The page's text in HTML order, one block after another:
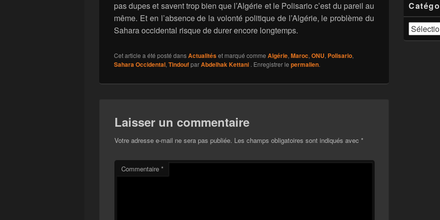
pas dupes et savent trop bien que l’Algérie et le Polisario c’est du pareil au
même. Et en l’absence de la volonté politique de l’Algérie, le problème du
Sahara occidental risque de durer encore longtemps.
Cet article a été posté dansActualitéset marqué comme Algérie, Maroc, ONU, Polisario,
Sahara Occidental, TindoufparAbdelhak Kettani . Enregistrer le permalien.
Laisser un commentaire
Votre adresse e-mail ne sera pas publiée. Les champs obligatoires sont indiqués avec *
Commentaire *
Catégories